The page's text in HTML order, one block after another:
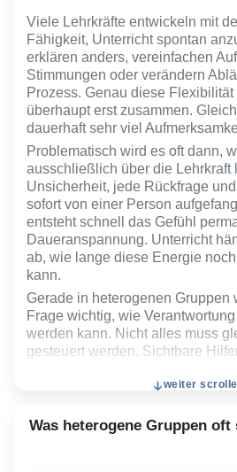
als reale Ausgangslage, mit der
umgehen darf.
Viele Lehrkräfte entwickeln mit
Fähigkeit, Unterricht spontan
erklären anders, vereinfachen
Stimmungen oder verändern
Prozess. Genau diese
überhaupt erst zusammen.
dauerhaft sehr viel
Problematisch wird es oft dann,
ausschließlich über die Lehrkraft
Unsicherheit, jede Rückfrage
sofort von einer Person
entsteht schnell das Gefühl
Daueranspannung. Unterricht
ab, wie lange diese Energie
kann.
Gerade in heterogenen Gruppen
Frage wichtig, wie
werden kann. Nicht alles muss
gesteuert werden. Sichtbare
entlasten nicht nur Lernende,
Das bedeutet nicht, dass
weiter
Was heterogene Gruppen